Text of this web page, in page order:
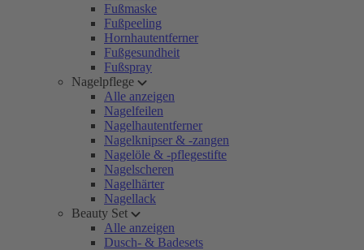
Fußmaske
Fußpeeling
Hornhautentferner
Fußgesundheit
Fußspray
Nagelpflege
Alle anzeigen
Nagelfeilen
Nagelhautentferner
Nagelknipser & -zangen
Nagelöle & -pflegestifte
Nagelscheren
Nagelhärter
Nagellack
Beauty Set
Alle anzeigen
Dusch- & Badesets